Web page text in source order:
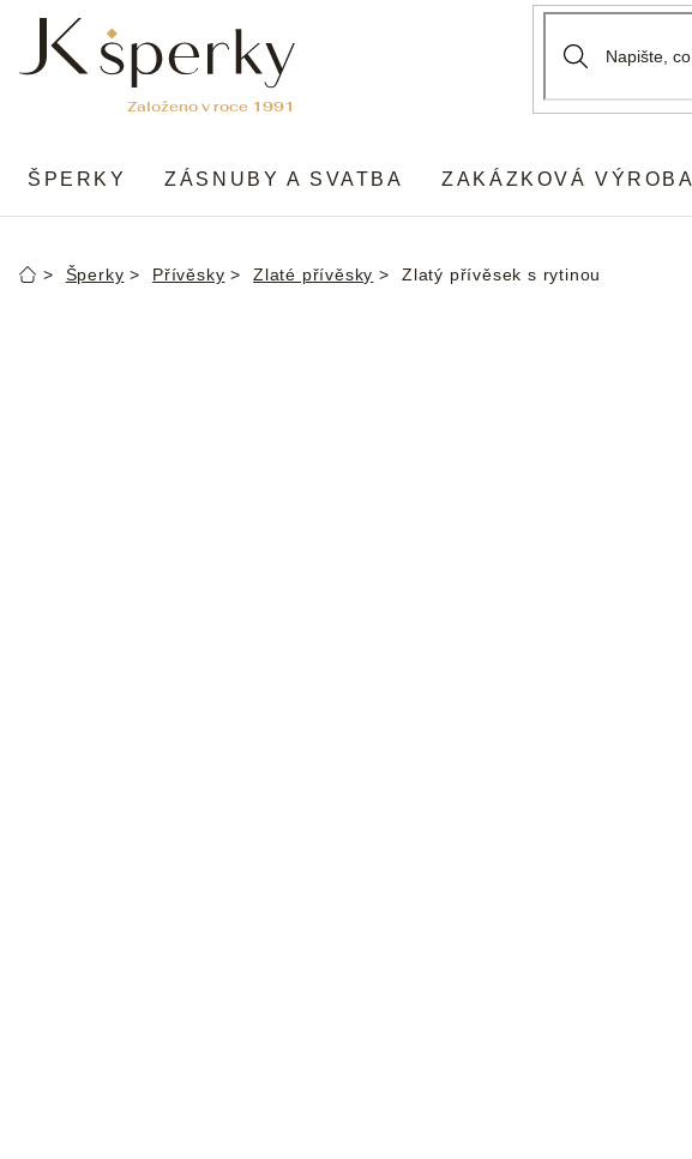
obsah
ŠPERKY ZÁSNUBY A SVATBA ZAKÁZKOVÁ VÝROBA
DomůŠperky Přívěsky Zlaté přívěsky Zlatý přívěsek s rytinou